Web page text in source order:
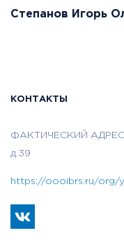
ее разрешения.
Степанов Игорь
КОНТАКТЫ
ФАКТИЧЕСКИЙ АДРЕС:
д.39
https://oooibrs.ru/org/